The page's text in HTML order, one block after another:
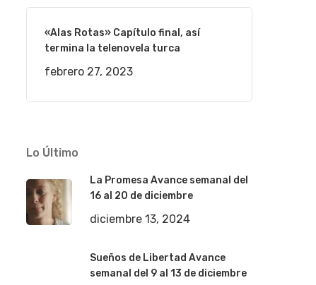
«Alas Rotas» Capítulo final, así
termina la telenovela turca
febrero 27, 2023
Lo Último
La Promesa Avance semanal del
16 al 20 de diciembre
diciembre 13, 2024
Sueños de Libertad Avance
semanal del 9 al 13 de diciembre